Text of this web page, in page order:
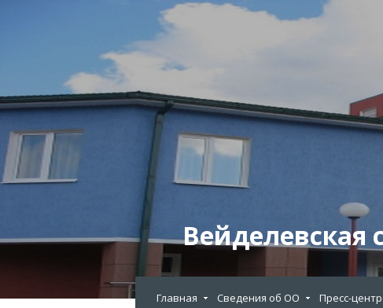
Вейделевская
Главная Сведения об ОО Пресс-центр